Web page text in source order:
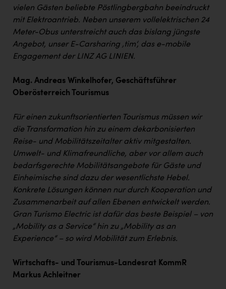
vielen Gästen beliebte Pöstlingbergbahn beeindruckt
mit Elektroantrieb. Neben unserem vollelektrischen 24
Meter-Obus unterstreicht auch das bislang jüngste
Angebot, unser E-Carsharing ‚tim‘, das e-mobile
Engagement der LINZ AG LINIEN.
Mag. Andreas Winkelhofer, Geschäftsführer
Oberösterreich Tourismus
Für einen zukunftsorientierten Tourismus müssen wir
die Transformation hin zu einem dekarbonisierten
Reise- und Mobilitätszeitalter aktiv mitgestalten.
Umwelt- und Klimafreundliche, aber vor allem auch
bedarfsgerechte Mobilitätsangebote für Gäste und
Einheimische sind dazu der wesentlichste Hebel.
Konkrete Lösungen können nur durch Kooperation und
Zusammenarbeit auf allen Ebenen entwickelt werden.
Gran Turismo Electric ist dafür das beste Beispiel – von
„Mobility as a Service“ hin zu „Mobility as an
Experience“ – so wird Mobilität zum Erlebnis.
Wirtschafts- und Tourismus-Landesrat KommR
Markus Achleitner